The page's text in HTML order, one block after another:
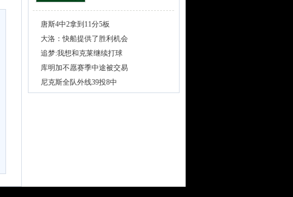
唐斯4中2拿到11分5板
大洛：快船提供了胜利机会
追梦:我想和克莱继续打球
库明加不愿赛季中途被交易
尼克斯全队外线39投8中